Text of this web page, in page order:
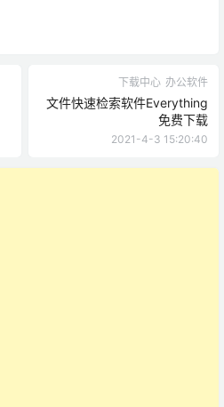
下载中心 办公软件
文件快速检索软件Everything
免费下载
2021-4-3 15:20:40